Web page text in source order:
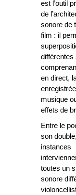
est l’outil
de
sonore de
film : il
différentes
en direct,
musique
effets de
Entre le
son
instances
toutes un
sonore